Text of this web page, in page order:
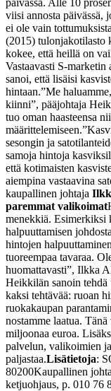
viisi annosta päivässä,
ei ole vain
(2015) tulonjakotilasto
kokee, että heillä on
Vastaavasti S-marketin
sanoi, että lisäisi
hintaan.”Me
kiinni”, pääjohtaja
tuo oman haasteensa
määrittelemiseen.
sesongin ja
samoja hintoja
että kotimaisten
aiempina vastaavina
kaupallinen johtaja
paremmat valikoimat
menekkiä. Esimerkiksi
halpuuttamisen
hintojen
tuoreempaa tavaraa.
huomattavasti”, Ilkka
Heikkilän sanoin tehdä
kaksi tehtävää: ruoan
ruokakaupan
nostamme laatua.
miljoonaa euroa.
palvelun, valikoimien
paljastaa.Lisätietoja:
80200Kaupallinen
ketjuohjaus, p. 010 76